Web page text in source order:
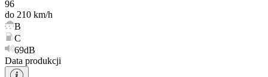
96
do 210 km/h
B
C
69dB
Data produkcji